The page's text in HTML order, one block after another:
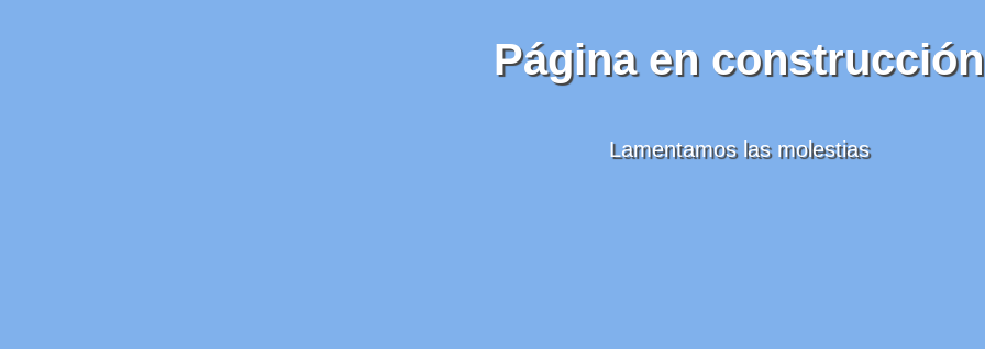
Página en construcción
Lamentamos las molestias